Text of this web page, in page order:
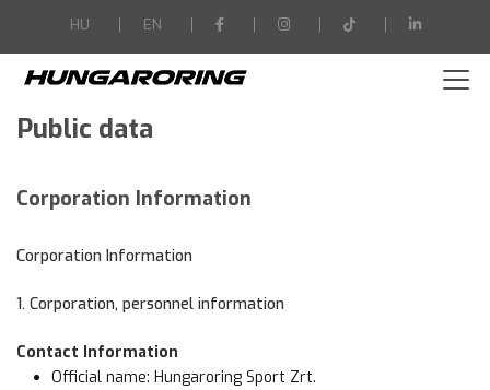
HU EN
Public data
Corporation Information
Corporation Information
1. Corporation, personnel information
Contact Information
Official name: Hungaroring Sport Zrt.